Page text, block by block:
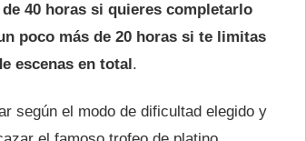
40 horas si quieres completarlo
poco más de 20 horas si te limitas
escenas en total.
según el modo de dificultad elegido y